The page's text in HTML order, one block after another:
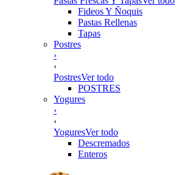
Fideos Y Ñoquis
Pastas Rellenas
Tapas
Postres
›
‹
PostresVer todo
POSTRES
Yogures
›
‹
YoguresVer todo
Descremados
Enteros